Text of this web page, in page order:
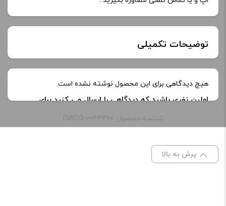
توضیحات تکمیلی
خنکی یخ دار
نیکوتین: 3 میلی‌ گرم, 6 میلی‌ گرم
هیچ دیدگاهی برای این محصول نوشته نشده است.
اولین نفری باشید که دیدگاهی را ارسال می کنید برای
“جویس گوآوا یخ نستی | Nasty LIQ Quava Ice Juice”
علامت‌گذاری شده‌اند
شناسه محصول: DIACO-0044460
پرش به بالا